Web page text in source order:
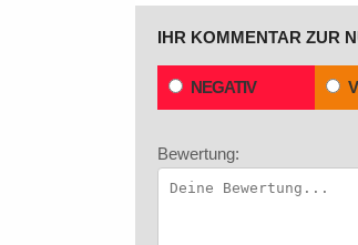
IHR KOMMENTAR ZUR
NEGATIV
Bewertung: